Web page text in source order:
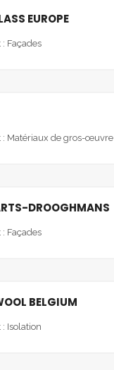
EUROPE
Façades
: Matériaux de gros-œuvre
DROOGHMANS
Façades
BELGIUM
Isolation